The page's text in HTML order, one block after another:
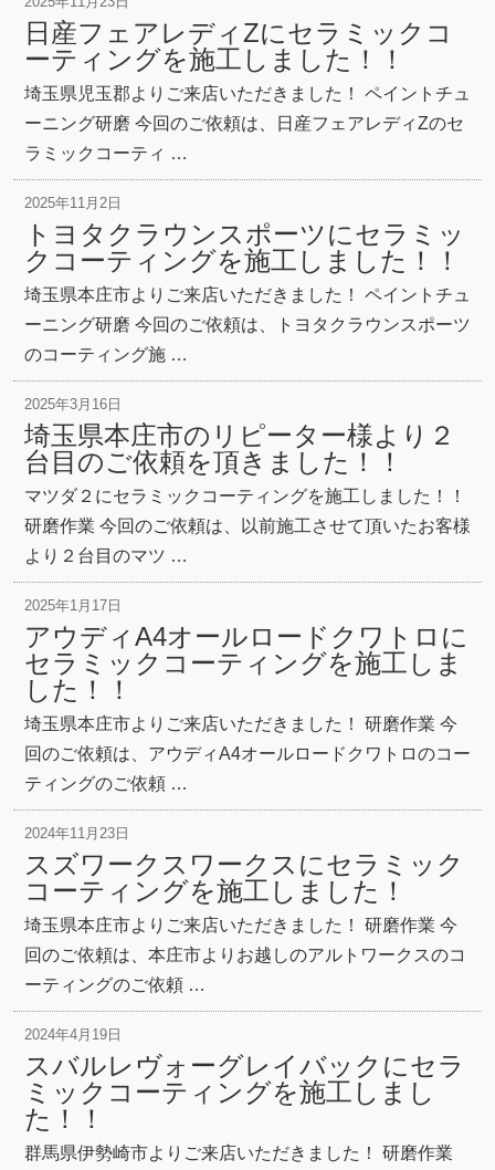
日産フェアレディZにセラミックコ
ーティングを施工しました！！
埼玉県児玉郡よりご来店いただきました！ ペイントチュ
ーニング研磨 今回のご依頼は、日産フェアレディZのセ
ラミックコーティ …
2025年11月2日
トヨタクラウンスポーツにセラミッ
クコーティングを施工しました！！
埼玉県本庄市よりご来店いただきました！ ペイントチュ
ーニング研磨 今回のご依頼は、トヨタクラウンスポーツ
のコーティング施 …
2025年3月16日
埼玉県本庄市のリピーター様より２
台目のご依頼を頂きました！！
マツダ２にセラミックコーティングを施工しました！！
研磨作業 今回のご依頼は、以前施工させて頂いたお客様
より２台目のマツ …
2025年1月17日
アウディA4オールロードクワトロに
セラミックコーティングを施工しま
した！！
埼玉県本庄市よりご来店いただきました！ 研磨作業 今
回のご依頼は、アウディA4オールロードクワトロのコー
ティングのご依頼 …
2024年11月23日
スズワークスワークスにセラミック
コーティングを施工しました！
埼玉県本庄市よりご来店いただきました！ 研磨作業 今
回のご依頼は、本庄市よりお越しのアルトワークスのコ
ーティングのご依頼 …
2024年4月19日
スバルレヴォーグレイバックにセラ
ミックコーティングを施工しまし
た！！
群馬県伊勢崎市よりご来店いただきました！ 研磨作業